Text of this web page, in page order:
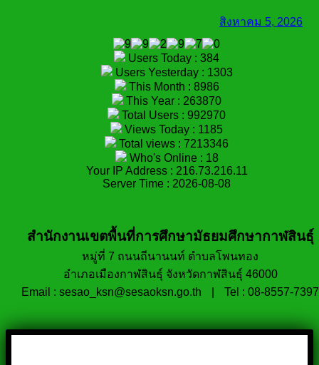
สิงหาคม 5, 2026
Users Today : 384
Users Yesterday : 1303
This Month : 8986
This Year : 263870
Total Users : 992970
Views Today : 1185
Total views : 7213346
Who's Online : 18
Your IP Address : 216.73.216.11
Server Time : 2026-08-08
สำนักงานเขตพื้นที่การศึกษามัธยมศึกษากาฬสินธุ์
หมู่ที่ 7 ถนนถีนานนท์ ตำบลโพนทอง
อำเภอเมืองกาฬสินธุ์ จังหวัดกาฬสินธุ์ 46000
Email : sesao_ksn@sesaoksn.go.th
Tel : 08-8557-7397